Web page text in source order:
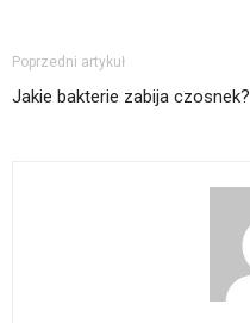
Poprzedni artykuł
Jakie bakterie zabija czosnek?